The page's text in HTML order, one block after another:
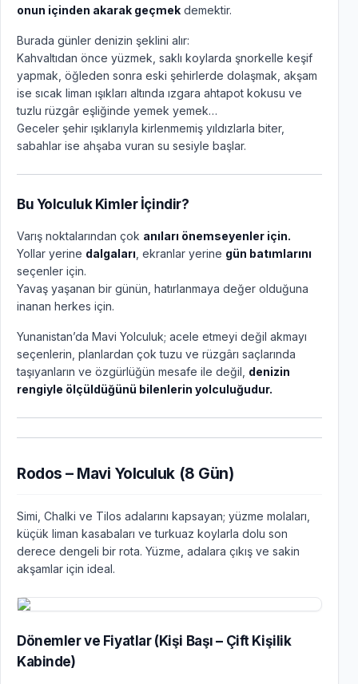
onun içinden akarak geçmek demektir.
Burada günler denizin şeklini alır:
Kahvaltıdan önce yüzmek, saklı koylarda şnorkelle keşif
yapmak, öğleden sonra eski şehirlerde dolaşmak, akşam
ise sıcak liman ışıkları altında ızgara ahtapot kokusu ve
tuzlu rüzgâr eşliğinde yemek yemek…
Geceler şehir ışıklarıyla kirlenmemiş yıldızlarla biter,
sabahlar ise ahşaba vuran su sesiyle başlar.
Bu Yolculuk Kimler İçindir?
Varış noktalarından çok anıları önemseyenler için.
Yollar yerine dalgaları , ekranlar yerine gün batımlarını
seçenler için.
Yavaş yaşanan bir günün, hatırlanmaya değer olduğuna
inanan herkes için.
Yunanistan’da Mavi Yolculuk; acele etmeyi değil akmayı
seçenlerin, planlardan çok tuzu ve rüzgârı saçlarında
taşıyanların ve özgürlüğün mesafe ile değil, denizin
rengiyle ölçüldüğünü bilenlerin yolculuğudur.
Rodos – Mavi Yolculuk (8 Gün)
Simi, Chalki ve Tilos adalarını kapsayan; yüzme molaları,
küçük liman kasabaları ve turkuaz koylarla dolu son
derece dengeli bir rota. Yüzme, adalara çıkış ve sakin
akşamlar için ideal.
Dönemler ve Fiyatlar (Kişi Başı – Çift Kişilik
Kabinde)